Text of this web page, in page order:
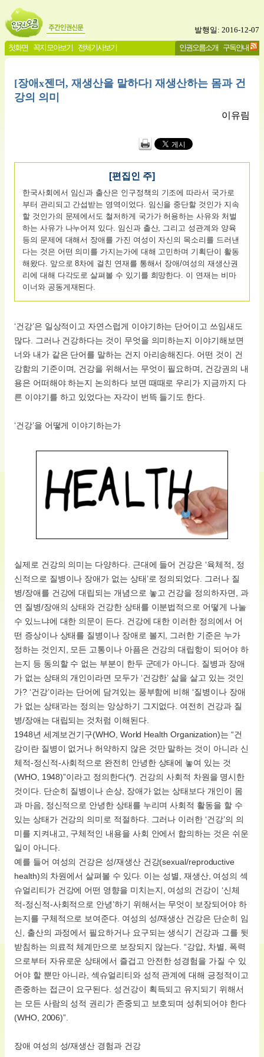
발행일: 2016-12-07
첫화면 꼭지 모아보기 전체기사보기 인권오름소개 구독안내
[장애x젠더, 재생산을 말하다] 재생산하는 몸과 건
강의 의미
이유림
[편집인 주]
한국사회에서 임신과 출산은 인구정책의 기조에 따라서 국가로
부터 관리되고 간섭받는 영역이었다. 임신을 중단할 것인가 지속
할 것인가의 문제에서도 철저하게 국가가 허용하는 사유와 처벌
하는 사유가 나누어져 있다. 임신과 출산, 그리고 성관계와 양육
등의 문제에 대해서 장애를 가진 여성이 자신의 목소리를 드러낸
다는 것은 어떤 의미를 가지는가에 대해 고민하며 기획단이 활동
해왔다. 앞으로 8차에 걸친 연재를 통해서 장애/여성의 재생산권
리에 대해 다각도로 살펴볼 수 있기를 희망한다. 이 연재는 비마
이너와 공동게재된다.
‘건강’은 일상적이고 자연스럽게 이야기하는 단어이고 쓰임새도
많다. 그러나 건강하다는 것이 무엇을 의미하는지 이야기해보면
너와 내가 같은 단어를 말하는 건지 아리송해진다. 어떤 것이 건
강함의 기준이며, 건강을 위해서는 무엇이 필요하며, 건강권의 내
용은 어떠해야 하는지 논의하다 보면 때때로 우리가 지금까지 다
른 이야기를 하고 있었다는 자각이 번뜩 들기도 한다.
‘건강’을 어떻게 이야기하는가
실제로 건강의 의미는 다양하다. 근대에 들어 건강은 ‘육체적, 정
신적으로 질병이나 장애가 없는 상태’로 정의되었다. 그러나 질
병/장애를 건강에 대립되는 개념으로 놓고 건강을 정의하자면, 과
연 질병/장애의 상태와 건강한 상태를 이분법적으로 어떻게 나눌
수 있느냐에 대한 의문이 든다. 건강에 대한 이러한 정의에서 어
떤 증상이나 상태를 질병이나 장애로 볼지, 그러한 기준은 누가
정하는 것인지, 모든 고통이나 아픔은 건강의 대립항이 되어야 하
는지 등 동의할 수 없는 부분이 한두 군데가 아니다. 질병과 장애
가 없는 상태의 개인이라면 모두가 ‘건강한’ 삶을 살고 있는 것인
가? ‘건강’이라는 단어에 담겨있는 풍부함에 비해 ‘질병이나 장애
가 없는 상태’라는 정의는 앙상하기 그지없다. 여전히 건강과 질
병/장애는 대립되는 것처럼 이해된다.
1948년 세계보건기구(WHO, World Health Organization)는 “건
강이란 질병이 없거나 허약하지 않은 것만 말하는 것이 아니라 신
체적-정신적-사회적으로 완전히 안녕한 상태에 놓여 있는 것
(WHO, 1948)”이라고 정의한다(*). 건강의 사회적 차원을 명시한
것이다. 단순히 질병이나 손상, 장애가 없는 상태보다 개인이 몸
과 마음, 정신적으로 안녕한 상태를 누리며 사회적 활동을 할 수
있는 상태가 건강의 의미로 적절하다. 그러나 이러한 ‘건강’의 의
미를 지켜내고, 구체적인 내용을 사회 안에서 합의하는 것은 쉬운
일이 아니다.
예를 들어 여성의 건강은 성/재생산 건강(sexual/reproductive
health)의 차원에서 살펴볼 수 있다. 이는 성별, 재생산, 여성의 섹
슈얼리티가 건강에 어떤 영향을 미치는지, 여성의 건강이 ‘신체
적-정신적-사회적으로 안녕’하기 위해서는 무엇이 보장되어야 하
는지를 구체적으로 보여준다. 여성의 성/재생산 건강은 단순히 임
신, 출산의 과정에서 필요하거나 요구되는 생식기 건강과 그를 뒷
받침하는 의료적 체계만으로 보장되지 않는다. “강압, 차별, 폭력
으로부터 자유로운 상태에서 즐겁고 안전한 성경험을 가질 수 있
어야 할 뿐만 아니라, 섹슈얼리티와 성적 관계에 대해 긍정적이고
존중하는 접근이 요구된다. 성건강이 획득되고 유지되기 위해서
는 모든 사람의 성적 권리가 존중되고 보호되며 성취되어야 한다
(WHO, 2006)”.
장애 여성의 성/재생산 경험과 건강